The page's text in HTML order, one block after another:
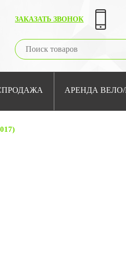
ЗАКАЗАТЬ ЗВОНОК
АРЕНДА